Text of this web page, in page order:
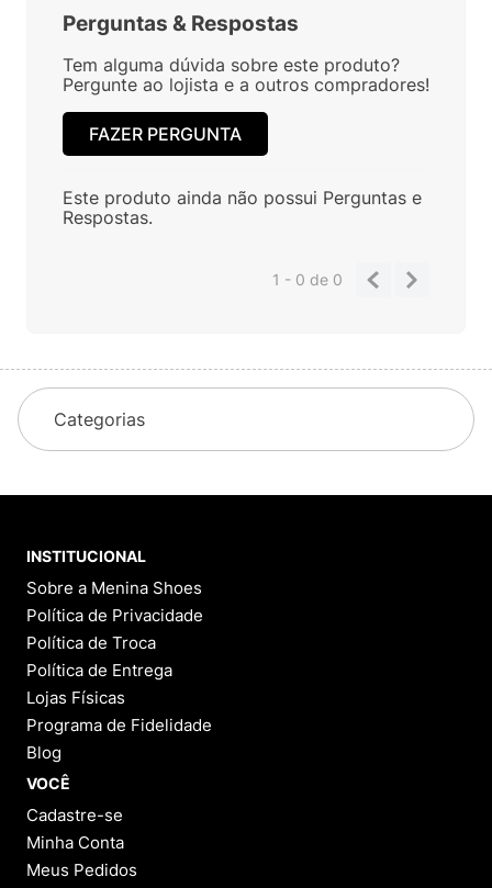
Perguntas & Respostas
Tem alguma dúvida sobre este produto?
Pergunte ao lojista e a outros compradores!
FAZER PERGUNTA
Este produto ainda não possui Perguntas e
Respostas.
1 - 0de 0
Categorias
INSTITUCIONAL
Sobre a Menina Shoes
Política de Privacidade
Política de Troca
Política de Entrega
Lojas Físicas
Programa de Fidelidade
Blog
VOCÊ
Cadastre-se
Minha Conta
Meus Pedidos